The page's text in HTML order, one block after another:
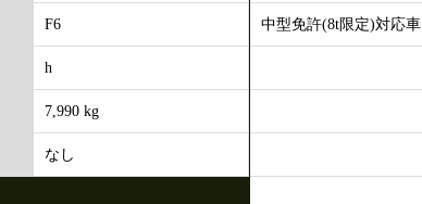
F6
h
7,990 kg
なし
中型免許(8t限定)対応車